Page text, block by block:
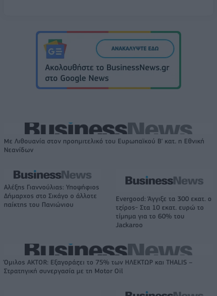
Με Λιθουανία στον προημιτελικό του Ευρωπαϊκού Β' κατ. η Εθνική
Νεανίδων
Αλέξης Γιαννούλιας: Υποψήφιος
Δήμαρχος στο Σικάγο ο άλλοτε
παίκτης του Πανιώνιου
Evergood: Άγγιξε τα 300 εκατ. ο
τζίρος- Στα 10 εκατ. ευρώ το
τίμημα για το 60% του
Jackaroo
Όμιλος AKTOR: Εξαγοράζει το 75% των ΗΛΕΚΤΩΡ και THALIS –
Στρατηγική συνεργασία με τη Motor Oil